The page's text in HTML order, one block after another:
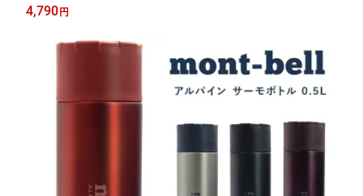
フト 手土産 通販 2026 お歳暮 お年賀 人気ランキング
4,790 円